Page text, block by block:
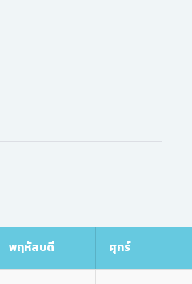
พฤหัสบดี ศุกร์